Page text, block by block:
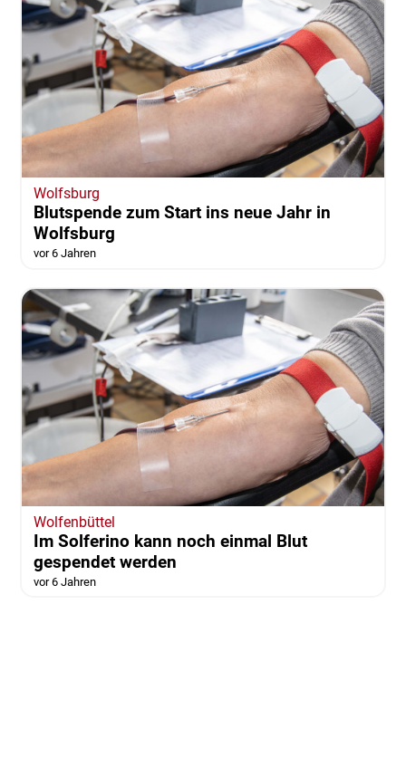
Wolfsburg
Blutspende zum Start ins neue Jahr in
Wolfsburg
vor 6 Jahren
Wolfenbüttel
Im Solferino kann noch einmal Blut
gespendet werden
vor 6 Jahren